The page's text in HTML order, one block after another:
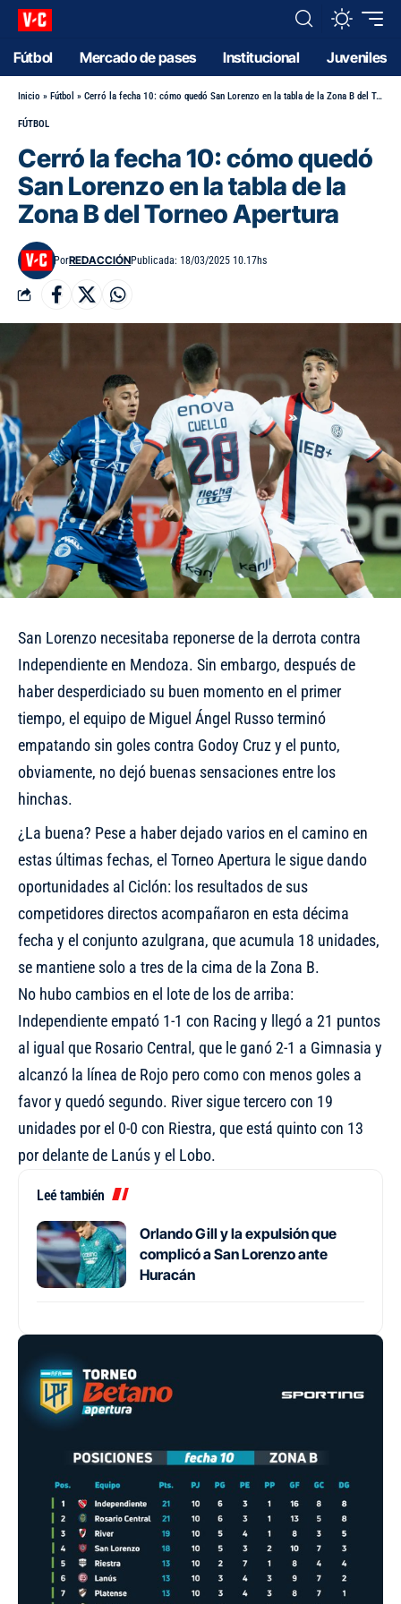
Fútbol Mercado de pases Institucional Juveniles
Inicio » Fútbol » Cerró la fecha 10: cómo quedó San Lorenzo en la tabla de la Zona B del Torneo Apertura
FÚTBOL
Cerró la fecha 10: cómo quedó
San Lorenzo en la tabla de la
Zona B del Torneo Apertura
PorREDACCIÓNPublicada: 18/03/2025 10.17hs
San Lorenzo necesitaba reponerse de la derrota contra
Independiente en Mendoza. Sin embargo, después de
haber desperdiciado su buen momento en el primer
tiempo, el equipo de Miguel Ángel Russo terminó
empatando sin goles contra Godoy Cruz y el punto,
obviamente, no dejó buenas sensaciones entre los
hinchas.
¿La buena? Pese a haber dejado varios en el camino en
estas últimas fechas, el Torneo Apertura le sigue dando
oportunidades al Ciclón: los resultados de sus
competidores directos acompañaron en esta décima
fecha y el conjunto azulgrana, que acumula 18 unidades,
se mantiene solo a tres de la cima de la Zona B.
No hubo cambios en el lote de los de arriba:
Independiente empató 1-1 con Racing y llegó a 21 puntos
al igual que Rosario Central, que le ganó 2-1 a Gimnasia y
alcanzó la línea de Rojo pero como con menos goles a
favor y quedó segundo. River sigue tercero con 19
unidades por el 0-0 con Riestra, que está quinto con 13
por delante de Lanús y el Lobo.
Leé también
Orlando Gill y la expulsión que
complicó a San Lorenzo ante
Huracán